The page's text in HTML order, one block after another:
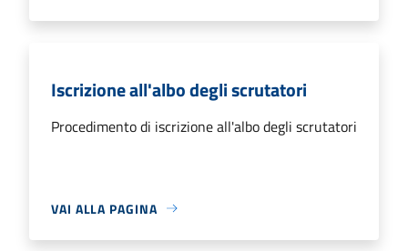
Iscrizione all'albo degli scrutatori
Procedimento di iscrizione all'albo degli scrutatori
VAI ALLA PAGINA